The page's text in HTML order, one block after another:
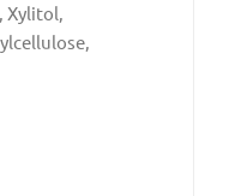
Xylitol,